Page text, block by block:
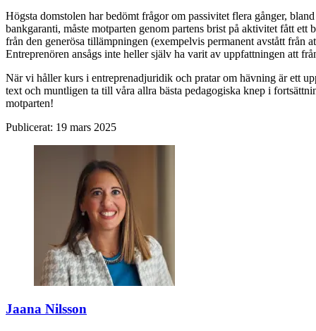
Högsta domstolen har bedömt frågor om passivitet flera gånger,
bankgaranti, måste motparten genom partens brist på aktivitet fått
från den generösa tillämpningen (exempelvis permanent avstått från
Entreprenören ansågs inte heller själv ha varit av uppfattningen att
När vi håller kurs i entreprenadjuridik och pratar om hävning är ett
text och muntligen ta till våra allra bästa pedagogiska knep i
motparten!
Publicerat: 19 mars 2025
Jaana Nilsson